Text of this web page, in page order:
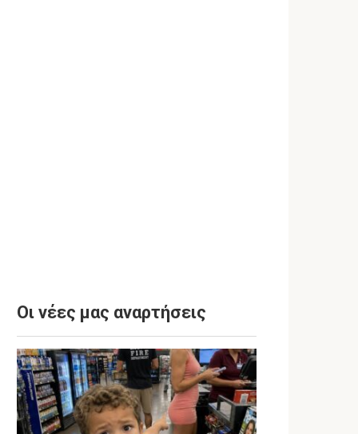
Οι νέες μας αναρτήσεις